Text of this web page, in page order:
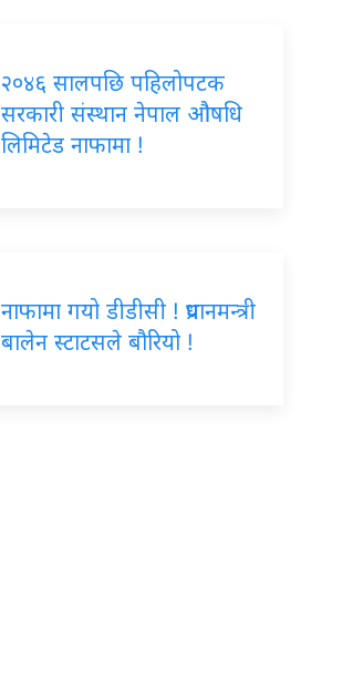
२०४६ सालपछि पहिलोपटक
सरकारी संस्थान नेपाल औषधि
लिमिटेड नाफामा !
नाफामा गयो डीडीसी ! प्रधानमन्त्री
बालेन स्टाटसले बौरियो !